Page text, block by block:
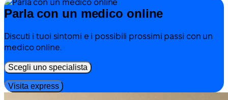
Parla con un medico online
Discuti i tuoi sintomi e i possibili prossimi passi con un
medico online.
Scegli uno specialista
Visita express